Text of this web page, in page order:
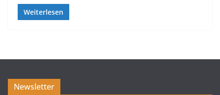
Weiterlesen
Newsletter